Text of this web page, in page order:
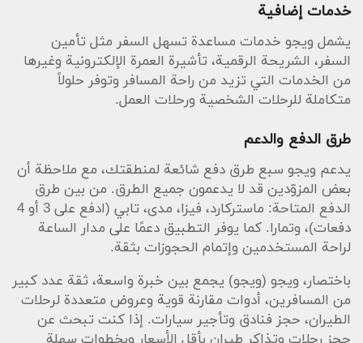
خدمات إضافية
يشمل ويجو خدمات مساعدة تسهل السفر مثل تأمين
السفر، الشريحة الرقمية، تأشيرة العمرة الإلكترونية وغيرها
من الخدمات التي تزيد من راحة المسافر وتوفر حلولاً
متكاملة للرحلات الشخصية ورحلات العمل.
طرق الدفع والدعم
يدعم ويجو سبع طرق دفع شائعة لمنطقتك، مع ملاحظة أن
بعض المزوّدين قد لا يدعمون جميع الطرق. من بين طرق
الدفع المتاحة: ماستركارد، فيزا، مدى، تابي (ادفع على 3 أو 4
دفعات)، وتمارا. كما يوفر التطبيق دعمًا على مدار الساعة
لراحة المستخدمين وإتمام الحجوزات بثقة.
باختصار، ويجو (ويجو) يجمع بين خبرة واسعة، ثقة عدد كبير
من المسافرين، أدوات مقارنة قوية وعروض متعددة لرحلات
الطيران، حجز فنادق وتأجير سيارات. إذا كنت تبحث عن